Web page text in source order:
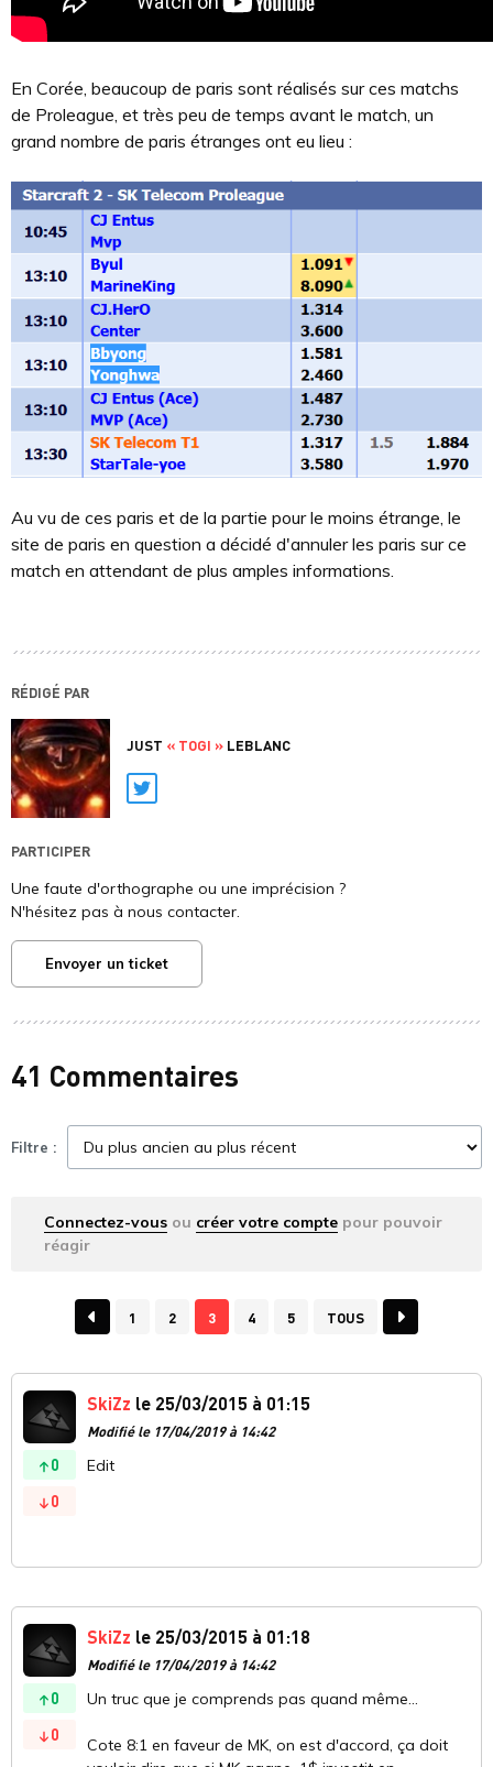
En Corée, beaucoup de paris sont réalisés sur ces matchs
de Proleague, et très peu de temps avant le match, un
grand nombre de paris étranges ont eu lieu :
Au vu de ces paris et de la partie pour le moins étrange, le
site de paris en question a décidé d'annuler les paris sur ce
match en attendant de plus amples informations.
RÉDIGÉ PAR
JUST « TOGI » LEBLANC
Twitter
PARTICIPER
Une faute d'orthographe ou une imprécision ?
N'hésitez pas à nous contacter.
Envoyer un ticket
41 Commentaires
Filtre :
Connectez-vous ou créer votre compte pour pouvoir
réagir
1 2 3 4 5 TOUS
0
0
SkiZz le 25/03/2015 à 01:15
Modifié le 17/04/2019 à 14:42
Edit
0
0
SkiZz le 25/03/2015 à 01:18
Modifié le 17/04/2019 à 14:42
Un truc que je comprends pas quand même...
Cote 8:1 en faveur de MK, on est d'accord, ça doit